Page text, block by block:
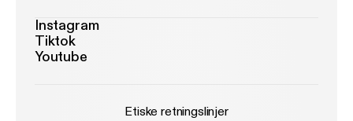
Instagram
Tiktok
Youtube
Etiske retningslinjer